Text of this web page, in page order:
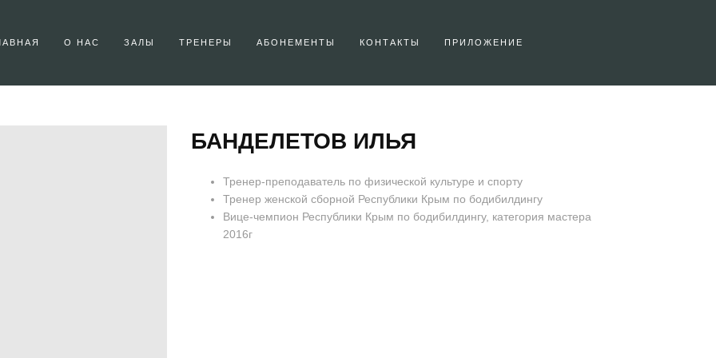
О НАС ЗАЛЫ ТРЕНЕРЫ АБОНЕМЕНТЫ КОНТАКТЫ ПРИЛОЖЕНИЕ
БАНДЕЛЕТОВ ИЛЬЯ
Тренер-преподаватель по физической культуре и спорту
Тренер женской сборной Республики Крым по бодибилдингу
Вице-чемпион Республики Крым по бодибилдингу, категория мастера
2016г